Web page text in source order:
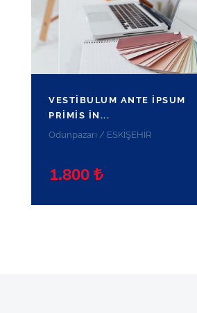
VESTIBULUM ANTE IPSUM
PRIMIS IN...
Odunpazarı / ESKİŞEHİR
1.800